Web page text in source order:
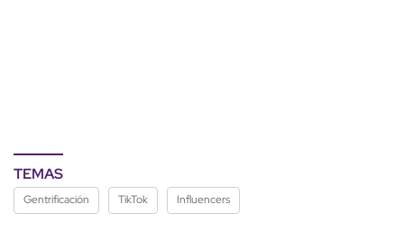
TEMAS
Gentrificación TikTok Influencers